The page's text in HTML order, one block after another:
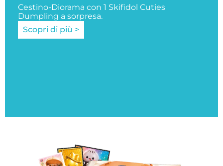
Cestino-Diorama con 1 Skifidol Cuties
Dumpling a sorpresa.
Scopri di più >